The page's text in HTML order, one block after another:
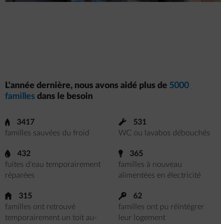
L'année dernière, nous avons aidé plus de 5000
familles dans le besoin
gas
3417
familles sauvées du froid
impulse-wrench
531
WC ou lavabos débouchés
droplet
432
fuites d'eau temporairement
réparées
bulb-fill
365
familles à nouveau
alimentées en électricité
house
315
familles ont retrouvé
temporairement un toit au-
key
62
familles ont pu réintégrer
leur logement